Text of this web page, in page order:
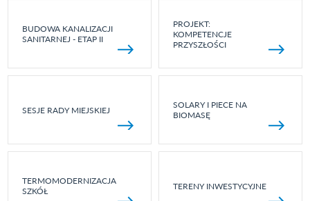
BUDOWA KANALIZACJI
SANITARNEJ - ETAP II
PROJEKT:
KOMPETENCJE
PRZYSZŁOŚCI
SESJE RADY MIEJSKIEJ
SOLARY I PIECE NA
BIOMASĘ
TERMOMODERNIZACJA
SZKÓŁ
TERENY INWESTYCYJNE